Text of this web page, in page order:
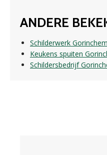
ANDERE
Schilderwerk Gorinchem
Keukens spuiten
Schildersbedrijf